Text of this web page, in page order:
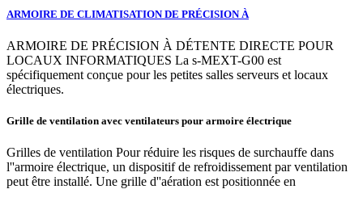
ARMOIRE DE CLIMATISATION DE PRÉCISION À
ARMOIRE DE PRÉCISION À DÉTENTE DIRECTE POUR
LOCAUX INFORMATIQUES La s-MEXT-G00 est
spécifiquement conçue pour les petites salles serveurs et locaux
électriques.
Grille de ventilation avec ventilateurs pour armoire électrique
Grilles de ventilation Pour réduire les risques de surchauffe dans
l''armoire électrique, un dispositif de refroidissement par ventilation
peut être installé. Une grille d''aération est positionnée en